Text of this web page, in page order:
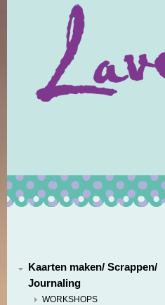
Kaarten maken/ Scrappen/
Journaling
WORKSHOPS